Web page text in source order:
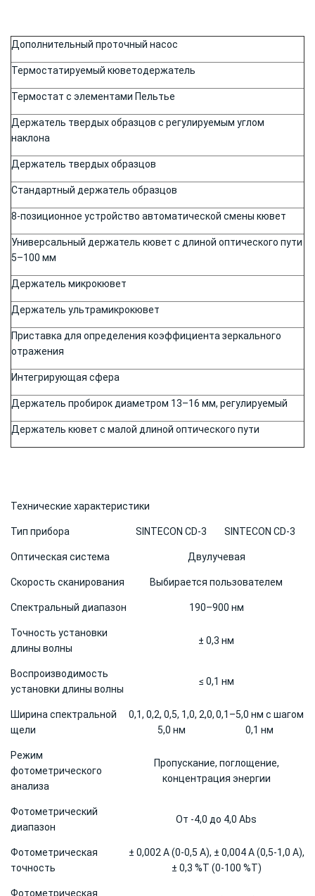
Дополнительный проточный насос
Термостатируемый кюветодержатель
Термостат с элементами Пельтье
Держатель твердых образцов с регулируемым углом
наклона
Держатель твердых образцов
Стандартный держатель образцов
8-позиционное устройство автоматической смены кювет
Универсальный держатель кювет с длиной оптического пути
5–100 мм
Держатель микрокювет
Держатель ультрамикрокювет
Приставка для определения коэффициента зеркального
отражения
Интегрирующая сфера
Держатель пробирок диаметром 13–16 мм, регулируемый
Держатель кювет с малой длиной оптического пути
Технические характеристики
Тип прибора SINTECON СD-3 SINTECON СD-3
Оптическая система Двулучевая
Скорость сканирования Выбирается пользователем
Спектральный диапазон 190–900 нм
Точность установки
длины волны
± 0,3 нм
Воспроизводимость
установки длины волны
≤ 0,1 нм
Ширина спектральной
щели
0,1, 0,2, 0,5, 1,0, 2,0,
5,0 нм
0,1–5,0 нм с шагом
0,1 нм
Режим
фотометрического
анализа
Пропускание, поглощение,
концентрация энергии
Фотометрический
диапазон
От -4,0 до 4,0 Abs
Фотометрическая
точность
± 0,002 A (0-0,5 A), ± 0,004 A (0,5-1,0 A),
± 0,3 %T (0-100 %T)
Фотометрическая